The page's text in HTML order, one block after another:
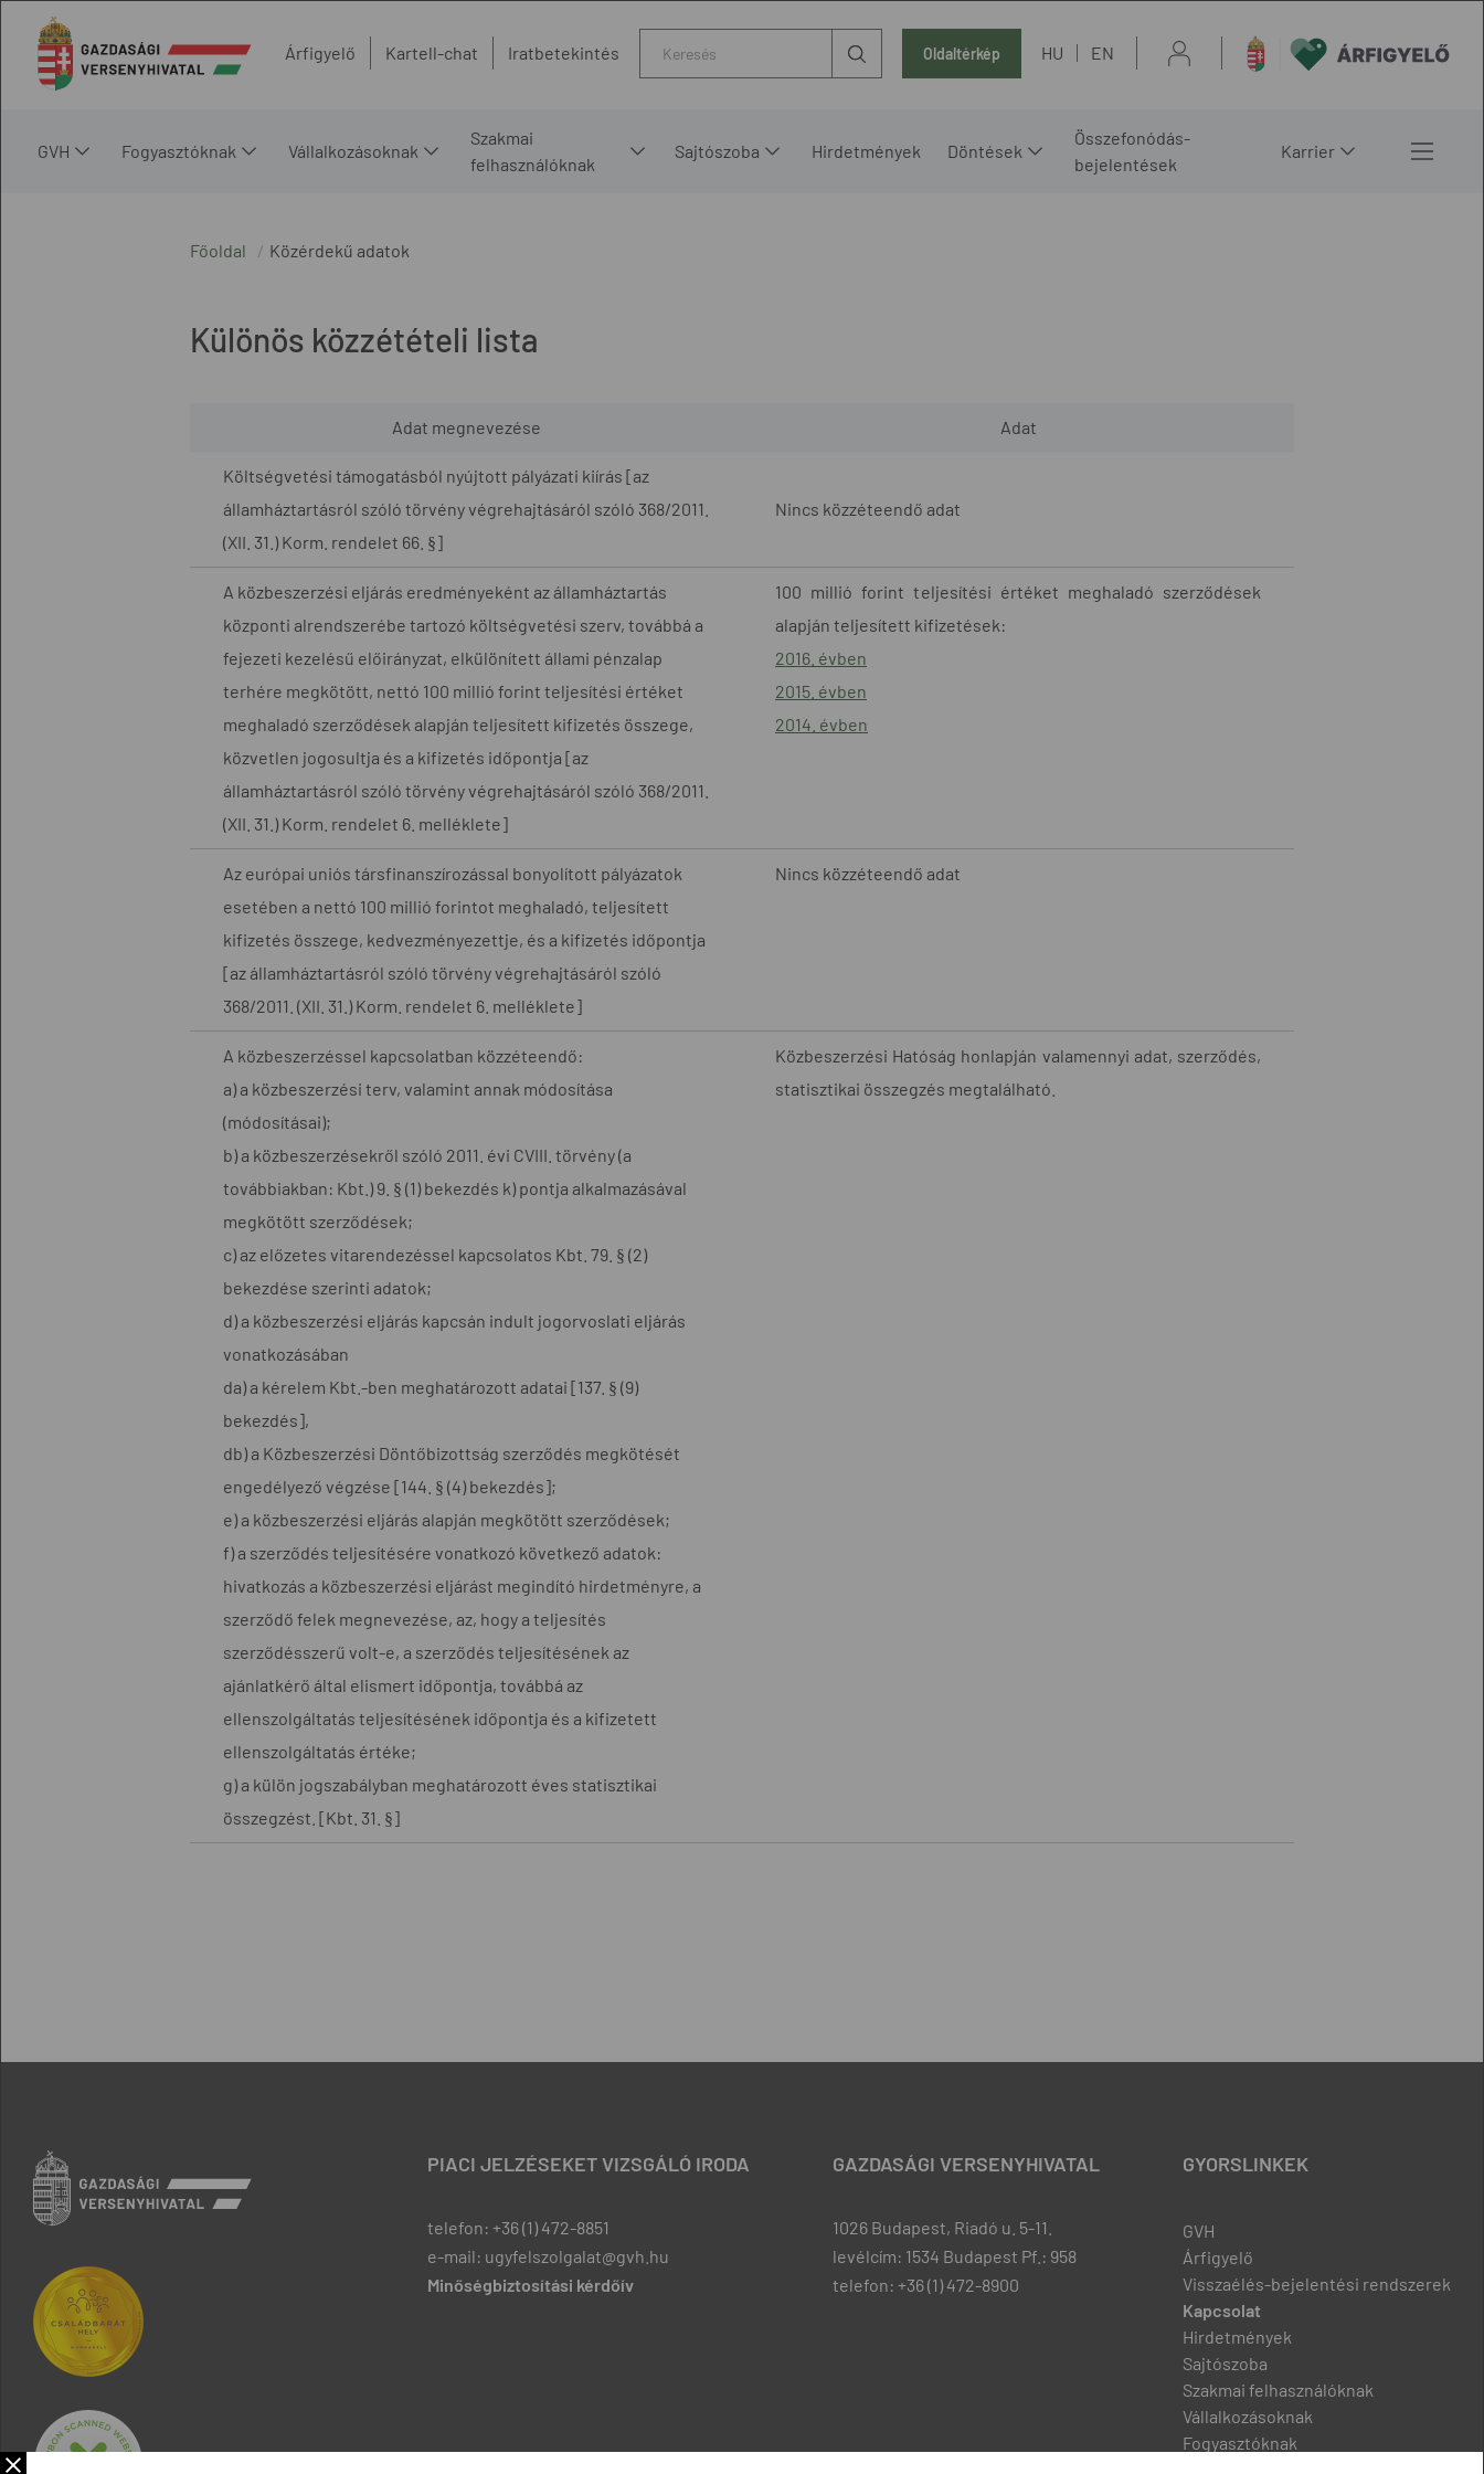
Árfigyelő Kartell-chat Iratbetekintés Oldaltérkép HU EN
GVH Fogyasztóknak Vállalkozásoknak
Szakmai
felhasználóknak
Sajtószoba Hirdetmények Döntések
Összefonódás-
bejelentések
Karrier
Főoldal Közérdekű adatok
Különös közzétételi lista
Adat megnevezése Adat
Költségvetési támogatásból nyújtott pályázati kiírás [az
államháztartásról szóló törvény végrehajtásáról szóló 368/2011.
(XII. 31.) Korm. rendelet 66. §]
Nincs közzéteendő adat
A közbeszerzési eljárás eredményeként az államháztartás
központi alrendszerébe tartozó költségvetési szerv, továbbá a
fejezeti kezelésű előirányzat, elkülönített állami pénzalap
terhére megkötött, nettó 100 millió forint teljesítési értéket
meghaladó szerződések alapján teljesített kifizetés összege,
közvetlen jogosultja és a kifizetés időpontja [az
államháztartásról szóló törvény végrehajtásáról szóló 368/2011.
(XII. 31.) Korm. rendelet 6. melléklete]
100 millió forint teljesítési értéket meghaladó szerződések
alapján teljesített kifizetések:
2016. évben
2015. évben
2014. évben
Az európai uniós társfinanszírozással bonyolított pályázatok
esetében a nettó 100 millió forintot meghaladó, teljesített
kifizetés összege, kedvezményezettje, és a kifizetés időpontja
[az államháztartásról szóló törvény végrehajtásáról szóló
368/2011. (XII. 31.) Korm. rendelet 6. melléklete]
Nincs közzéteendő adat
A közbeszerzéssel kapcsolatban közzéteendő:
a) a közbeszerzési terv, valamint annak módosítása
(módosításai);
b) a közbeszerzésekről szóló 2011. évi CVIII. törvény (a
továbbiakban: Kbt.) 9. § (1) bekezdés k) pontja alkalmazásával
megkötött szerződések;
c) az előzetes vitarendezéssel kapcsolatos Kbt. 79. § (2)
bekezdése szerinti adatok;
d) a közbeszerzési eljárás kapcsán indult jogorvoslati eljárás
vonatkozásában
da) a kérelem Kbt.-ben meghatározott adatai [137. § (9)
bekezdés],
db) a Közbeszerzési Döntőbizottság szerződés megkötését
engedélyező végzése [144. § (4) bekezdés];
e) a közbeszerzési eljárás alapján megkötött szerződések;
f) a szerződés teljesítésére vonatkozó következő adatok:
hivatkozás a közbeszerzési eljárást megindító hirdetményre, a
szerződő felek megnevezése, az, hogy a teljesítés
szerződésszerű volt-e, a szerződés teljesítésének az
ajánlatkérő által elismert időpontja, továbbá az
ellenszolgáltatás teljesítésének időpontja és a kifizetett
ellenszolgáltatás értéke;
g) a külön jogszabályban meghatározott éves statisztikai
összegzést. [Kbt. 31. §]
Közbeszerzési Hatóság honlapján valamennyi adat, szerződés,
statisztikai összegzés megtalálható.
PIACI JELZÉSEKET VIZSGÁLÓ IRODA
telefon: +36 (1) 472-8851
e-mail: ugyfelszolgalat@gvh.hu
Minőségbiztosítási kérdőív
GAZDASÁGI VERSENYHIVATAL
1026 Budapest, Riadó u. 5-11.
levélcím: 1534 Budapest Pf.: 958
telefon: +36 (1) 472-8900
GYORSLINKEK
GVH
Árfigyelő
Visszaélés-bejelentési rendszerek
Kapcsolat
Hirdetmények
Sajtószoba
Szakmai felhasználóknak
Vállalkozásoknak
Fogyasztóknak